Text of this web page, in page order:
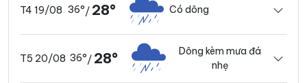
T4 19/08 36°/ 28° Có dông
T5 20/08 36°/ 28°
Dông kèm mưa đá
nhẹ